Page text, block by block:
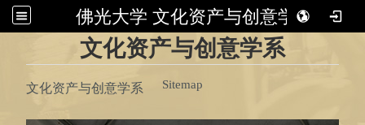
佛光大学 文化资产与创意学系
:::
文化资产与创意学系
Sitemap
文化资产与创意学系